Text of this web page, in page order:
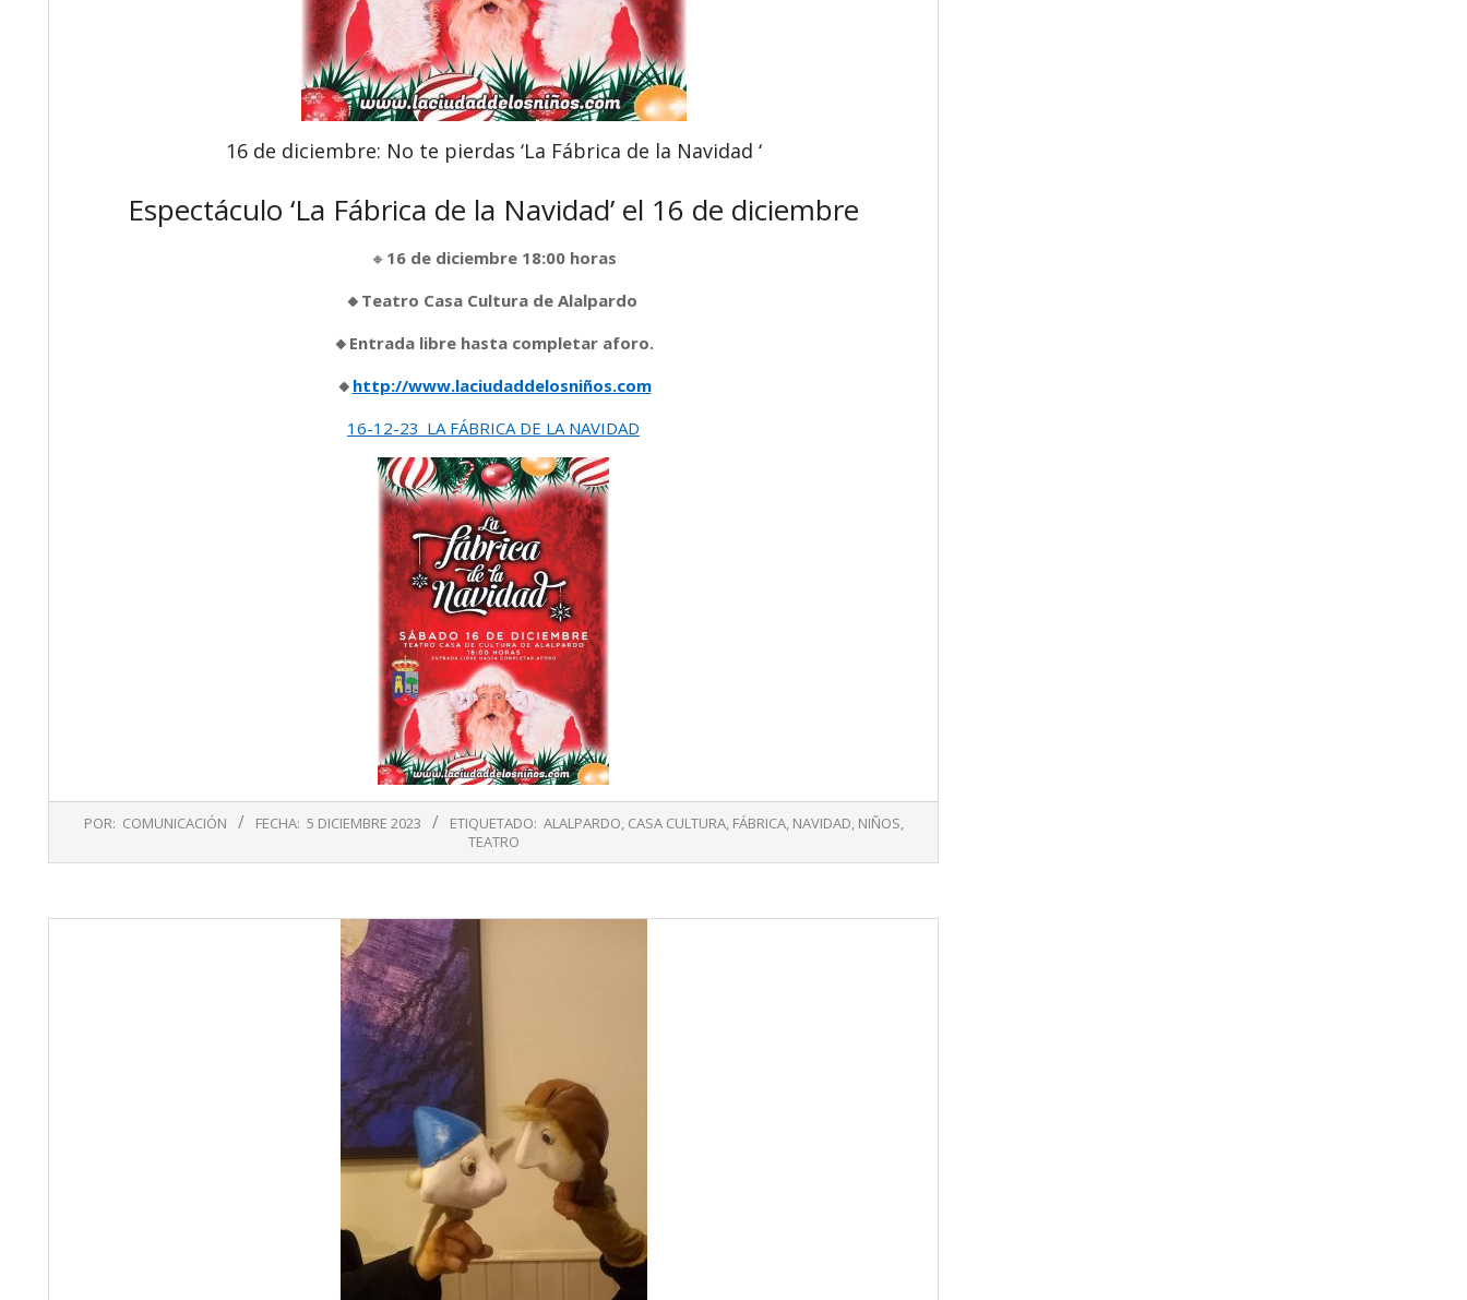
16 de diciembre: No te pierdas ‘La Fábrica de la Navidad ‘
Espectáculo ‘La Fábrica de la Navidad’ el 16 de diciembre
🔸 16 de diciembre 18:00 horas
🔸Teatro Casa Cultura de Alalpardo
🔸Entrada libre hasta completar aforo.
🔸 http://www.laciudaddelosniños.com
16-12-23_LA FÁBRICA DE LA NAVIDAD
05
POR: COMUNICACIÓN FECHA: 5 DICIEMBRE 2023 ETIQUETADO: ALALPARDO, CASA CULTURA, FÁBRICA, NAVIDAD, NIÑOS,
TEATRO